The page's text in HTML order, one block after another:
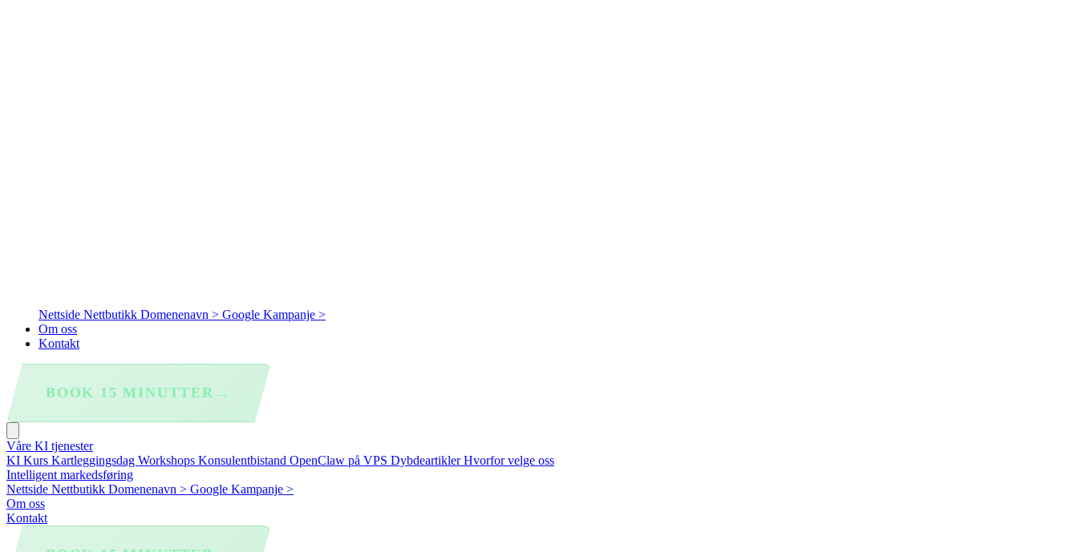
Nettside Nettbutikk Domenenavn > Google Kampanje >
Om oss
Kontakt
BOOK 15 MINUTTER →
Våre KI tjenester
KI Kurs Kartleggingsdag Workshops Konsulentbistand OpenClaw på VPS DybdeartiklerHvorfor velge oss
Intelligent markedsføring
Nettside Nettbutikk Domenenavn > Google Kampanje >
Om oss
Kontakt